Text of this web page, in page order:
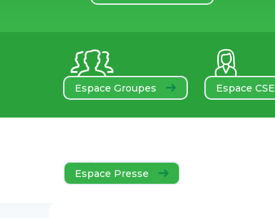
Espace Groupes Espace CSE
Espace Presse